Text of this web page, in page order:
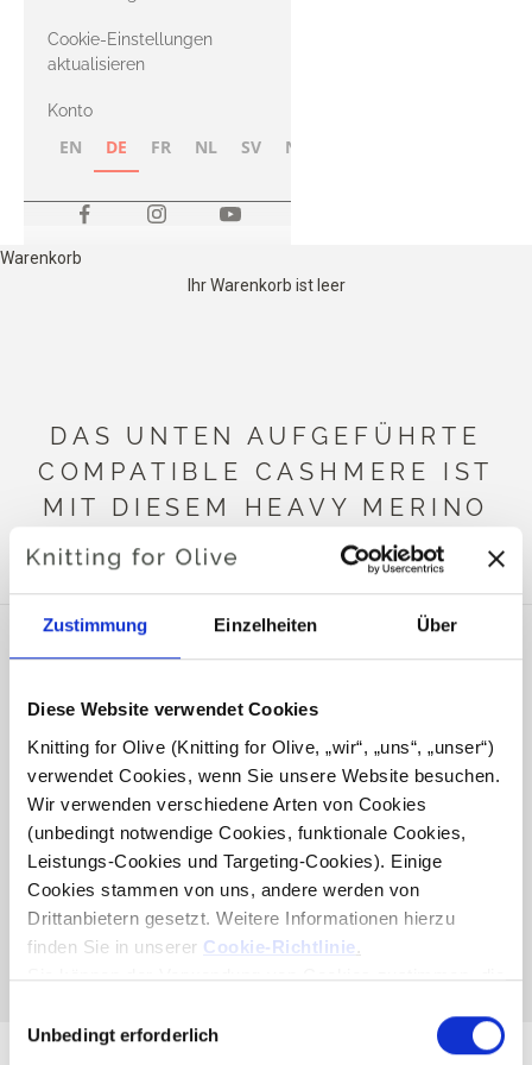
Zustimmung Einzelheiten Über
Diese Website verwendet Cookies
Knitting for Olive (Knitting for Olive, „wir“, „uns“, „unser“)
verwendet Cookies, wenn Sie unsere Website besuchen.
Wir verwenden verschiedene Arten von Cookies
(unbedingt notwendige Cookies, funktionale Cookies,
Leistungs-Cookies und Targeting-Cookies). Einige
Cookies stammen von uns, andere werden von
Drittanbietern gesetzt. Weitere Informationen hierzu
finden Sie in unserer Cookie-Richtlinie.
Sie können der Verwendung von Cookies zustimmen, die
Ihre Zustimmung bedeutet, dass Cookies gesetzt werden
dürfen und dass wir als Verantwortlicher Ihre
mitUnbedingt erforderlich
Cookie-Einstellungen
aktualisieren
Konto
EN DE FR NL SV NB
Warenkorb
Ihr Warenkorb ist leer
DAS UNTEN AUFGEFÜHRTE
COMPATIBLE CASHMERE IST
MIT DIESEM HEAVY MERINO
KOMPATIBEL
KNITTING FOR OLIVE
COMPATIBLE CASHMERE -
ROSE CLAY